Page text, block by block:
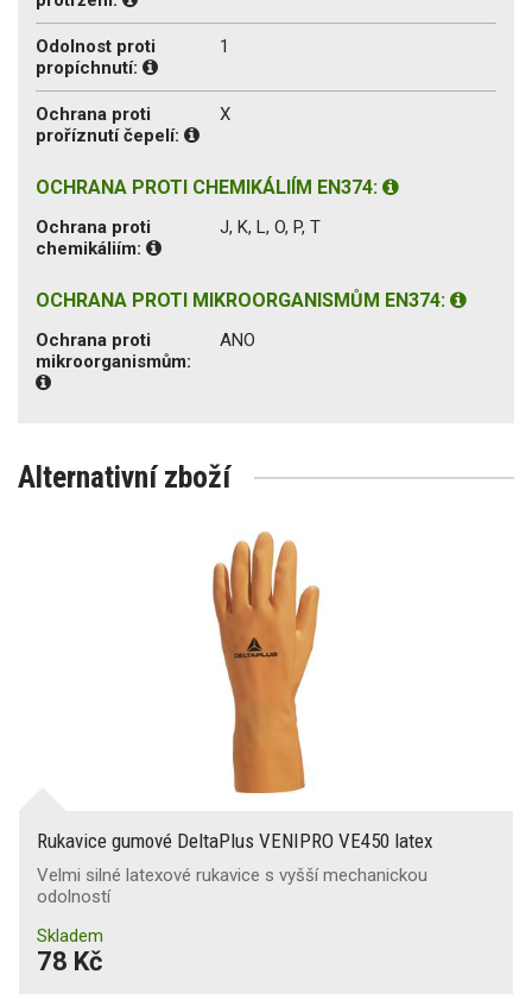
Odolnost proti
propíchnutí:
1
Ochrana proti
proříznutí čepelí:
X
OCHRANA PROTI CHEMIKÁLIÍM EN374:
Ochrana proti
chemikáliím:
J, K, L, O, P, T
OCHRANA PROTI MIKROORGANISMŮM EN374:
Ochrana proti
mikroorganismům:
ANO
Alternativní zboží
Rukavice gumové DeltaPlus VENIPRO VE450 latex
Velmi silné latexové rukavice s vyšší mechanickou
odolností
Skladem
78 Kč